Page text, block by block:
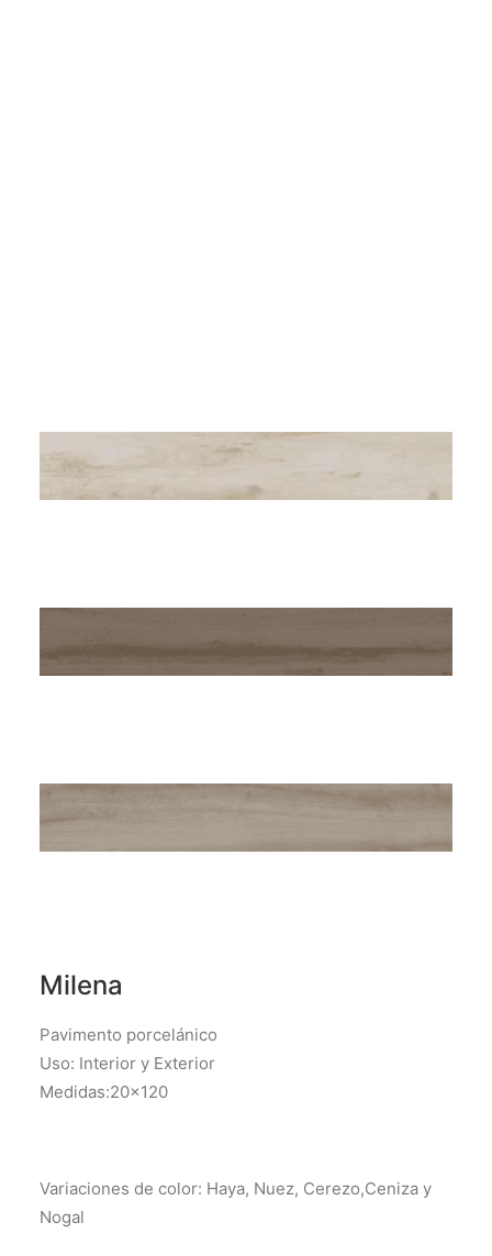
Milena
Pavimento porcelánico
Uso: Interior y Exterior
Medidas:20×120
Variaciones de color: Haya, Nuez, Cerezo,Ceniza y
Nogal